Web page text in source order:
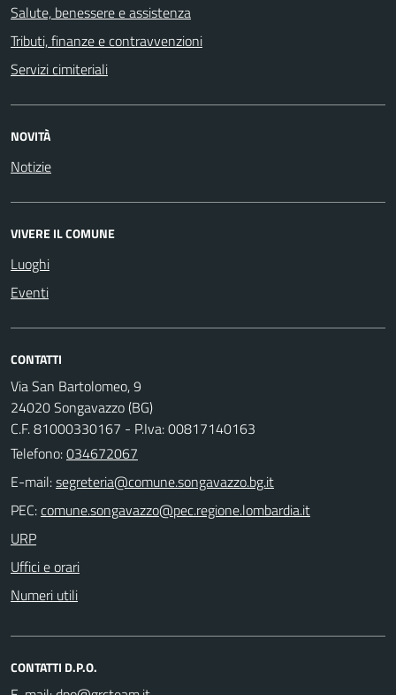
Salute, benessere e assistenza
Tributi, finanze e contravvenzioni
Servizi cimiteriali
NOVITÀ
Notizie
VIVERE IL COMUNE
Luoghi
Eventi
CONTATTI
Via San Bartolomeo, 9
24020 Songavazzo (BG)
C.F. 81000330167 - P.Iva: 00817140163
Telefono:034672067
E-mail:
PEC:
URP
Uffici e orari
Numeri utili
CONTATTI D.P.O.